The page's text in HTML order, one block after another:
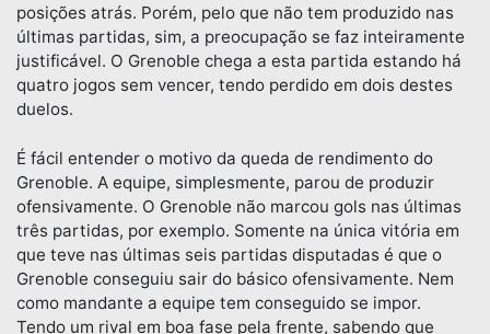
posições atrás. Porém, pelo que não tem produzido nas
últimas partidas, sim, a preocupação se faz inteiramente
justificável. O Grenoble chega a esta partida estando há
quatro jogos sem vencer, tendo perdido em dois destes
duelos.
É fácil entender o motivo da queda de rendimento do
Grenoble. A equipe, simplesmente, parou de produzir
ofensivamente. O Grenoble não marcou gols nas últimas
três partidas, por exemplo. Somente na única vitória em
que teve nas últimas seis partidas disputadas é que o
Grenoble conseguiu sair do básico ofensivamente. Nem
como mandante a equipe tem conseguido se impor.
Tendo um rival em boa fase pela frente, sabendo que